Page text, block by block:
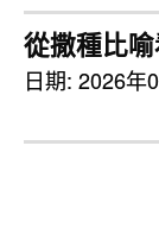
從撒種比
日期: 2026